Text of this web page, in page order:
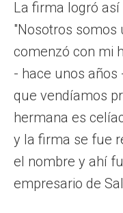
La firma logró
"Nosotros somos
comenzó con mi
- hace unos
que vendíamos
hermana es
y la firma se fue
el nombre y ahí
empresario de